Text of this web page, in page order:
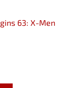
63: X-Men